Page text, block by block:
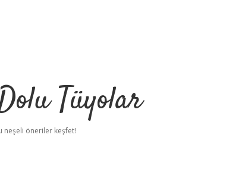
Tüyolar
neşeli öneriler keşfet!